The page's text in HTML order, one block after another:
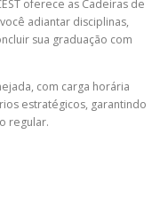
oferece as Cadeiras de
adiantar disciplinas,
sua graduação com
com carga horária
estratégicos, garantindo
regular.